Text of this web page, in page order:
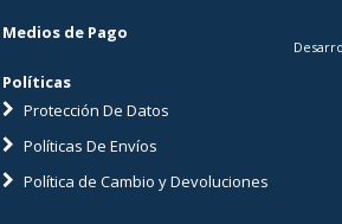
Medios de Pago
Políticas
Protección De Datos
Políticas De Envíos
Política de Cambio y Devoluciones